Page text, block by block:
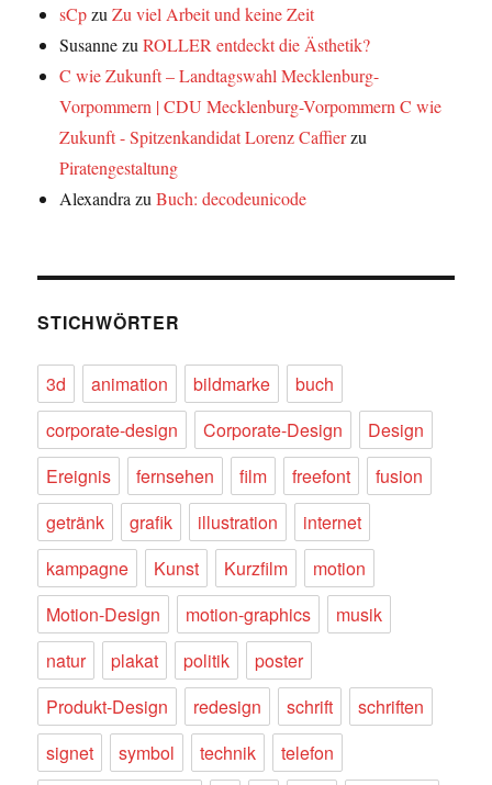
sCpzuZu viel Arbeit und keine Zeit
SusannezuROLLER entdeckt die Ästhetik?
C wie Zukunft – Landtagswahl Mecklenburg-
Vorpommern | CDU Mecklenburg-Vorpommern C wie
Zukunft - Spitzenkandidat Lorenz Caffierzu
Piratengestaltung
Alexandra zuBuch: decodeunicode
STICHWÖRTER
3d animation bildmarke
buch
corporate-design
Corporate-Design
Design
Ereignis
fernsehen film freefont
fusion
getränk
grafik illustration
internet
kampagne
Kunst Kurzfilm
motion
Motion-Design
motion-graphics
musik
natur
plakat politik
poster
Produkt-Design
redesign schrift
schriften
signet
symbol technik
telefon